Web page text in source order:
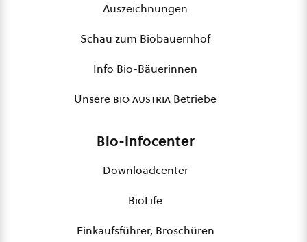
Auszeichnungen
Schau zum Biobauernhof
Info Bio-Bäuerinnen
Unsere bio austria Betriebe
Bio-Infocenter
Downloadcenter
BioLife
Einkaufsführer, Broschüren